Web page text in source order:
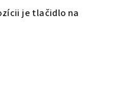
je tlačidlo na